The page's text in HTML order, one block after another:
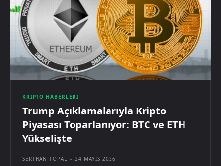
KRIPTO HABERLERI
Trump Açıklamalarıyla Kripto
Piyasası Toparlanıyor: BTC ve ETH
Yükselişte
SERTHAN TOPAL - 24 MAYIS 2026